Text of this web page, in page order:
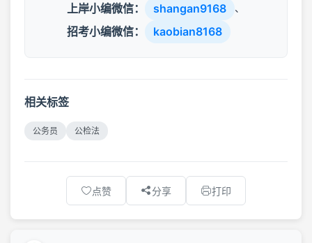
上岸小编微信： shangan9168 、
招考小编微信： kaobian8168
相关标签
公务员 公检法
点赞 分享 打印